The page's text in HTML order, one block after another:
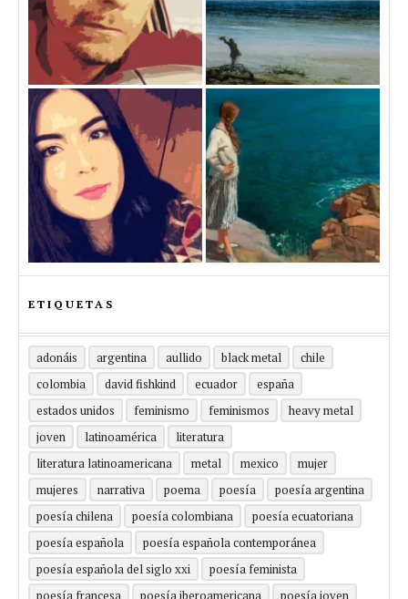
ETIQUETAS
adonáis argentina aullido black metal
chile
colombia
david fishkind ecuador
españa
estados unidos
feminismo feminismos
heavy metal
joven
latinoamérica
literatura
literatura latinoamericana
metal mexico
mujer
mujeres
narrativa poema poesía
poesía argentina
poesía chilena
poesía colombiana
poesía ecuatoriana
poesía española
poesía española contemporánea
poesía española del siglo xxi
poesía feminista
poesía francesa
poesía iberoamericana
poesía joven